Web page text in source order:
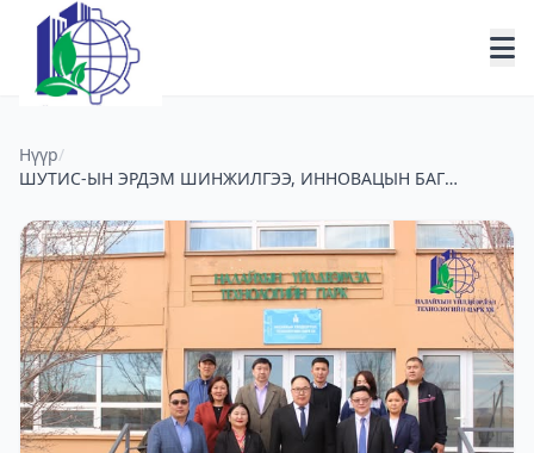
Нүүр/
ШУТИС-ЫН ЭРДЭМ ШИНЖИЛГЭЭ, ИННОВАЦЫН БАГ